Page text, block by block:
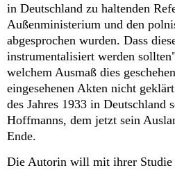
in Deutschland zu haltenden
Außenministerium und den
abgesprochen wurden. Dass
instrumentalisiert werden
welchem Ausmaß dies
eingesehenen Akten nicht
des Jahres 1933 in Deutschland
Hoffmanns, dem jetzt sein
Ende.
Die Autorin will mit ihrer Studie